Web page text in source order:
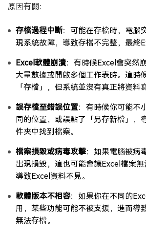
原因有關：
存檔過程中斷：可能在存檔時，電腦
現系統故障，導致存檔不完整，最終
Excel軟體崩潰：有時候Excel會突然
大量數據或開啟多個工作表時。這時
「存檔」，但系統並沒有真正將資料
誤存檔至錯誤位置：有時候你可能不
同的位置，或誤點了「另存新檔」，
件夾中找到檔案。
檔案損毀或病毒攻擊：如果電腦被病
出現損毀，這也可能會讓Excel檔案
導致Excel資料不見。
軟體版本不相容：如果你在不同的
用，某些功能可能不被支援，進而導
無法存檔。